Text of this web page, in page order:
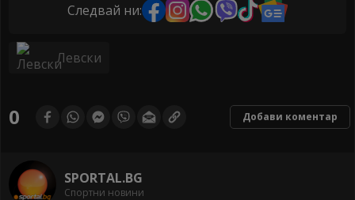
Следвай ни:
Левски
0 Добави коментар
SPORTAL.BG
Спортни новини